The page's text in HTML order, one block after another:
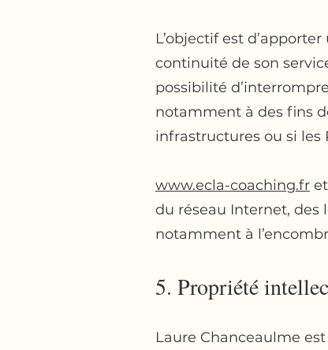
L’objectif est
continuité de son
possibilité
notamment à des fins
infrastructures ou si
www.ecla-coaching.fr
du réseau Internet,
notamment à
5. Propriété
Laure Chanceaulme